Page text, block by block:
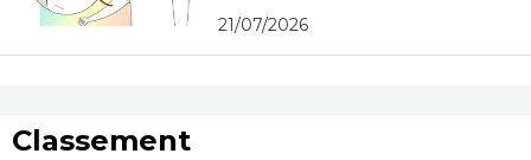
21/07/2026
Classement